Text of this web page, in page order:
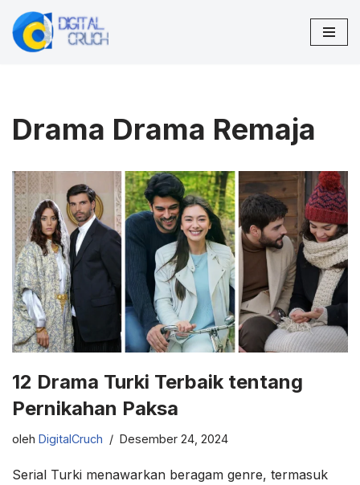
Lompat
Drama Drama Remaja
12 Drama Turki Terbaik tentang
Pernikahan Paksa
oleh DigitalCruch Desember 24, 2024
Serial Turki menawarkan beragam genre, termasuk